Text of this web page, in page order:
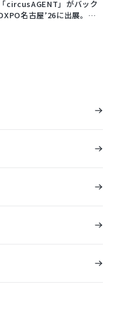
circusAGENT」がバック
名古屋’26に出展。東